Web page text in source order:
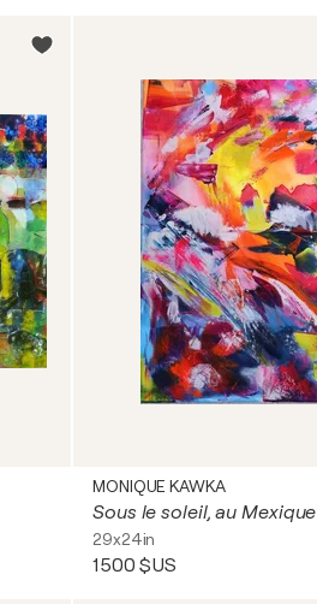
MONIQUE KAWKA
Sous le soleil, au Mexique
29x24in
1 500 $US